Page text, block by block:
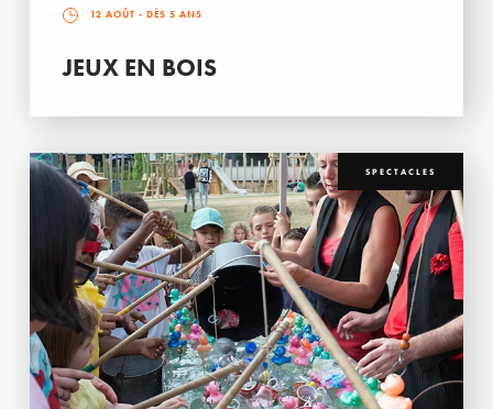
12 AOÛT - DÈS 5 ANS
JEUX EN BOIS
SPECTACLES